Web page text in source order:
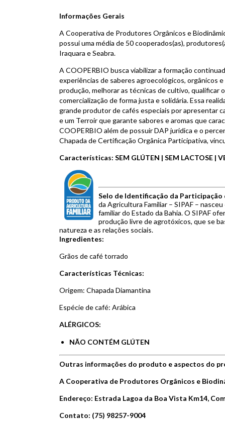
Informações Gerais
A Cooperativa de Produtores Orgânicos e
possui uma média de 50 cooperados(as),
Iraquara e Seabra.
A COOPERBIO busca viabilizar a formação
experiências de saberes agroecológicos, orgânicos
produção, melhorar as técnicas de cultivo, qualificar
comercialização de forma justa e solidária. Essa
grande produtor de cafés especiais por apresentar
e um Terroir que garante sabores e aromas que
COOPERBIO além de possuir DAP juridica e o
Chapada de Certificação Orgânica Participativa,
Características: SEM GLÚTEN | SEM LACTOSE |
Selo de Identificação da
da Agricultura Familiar – SIPAF –
familiar do Estado da Bahia. O SIPAF
produção livre de agrotóxicos, que se
natureza e as relações sociais.
Ingredientes:
Grãos de café torrado
Características Técnicas:
Origem: Chapada Diamantina
Espécie de café: Arábica
ALÉRGICOS:
NÃO CONTÉM GLÚTEN
Outras informações do produto e aspectos do
A Cooperativa de Produtores Orgânicos e
Endereço: Estrada Lagoa da Boa Vista Km14,
Contato: (75) 98257-9004